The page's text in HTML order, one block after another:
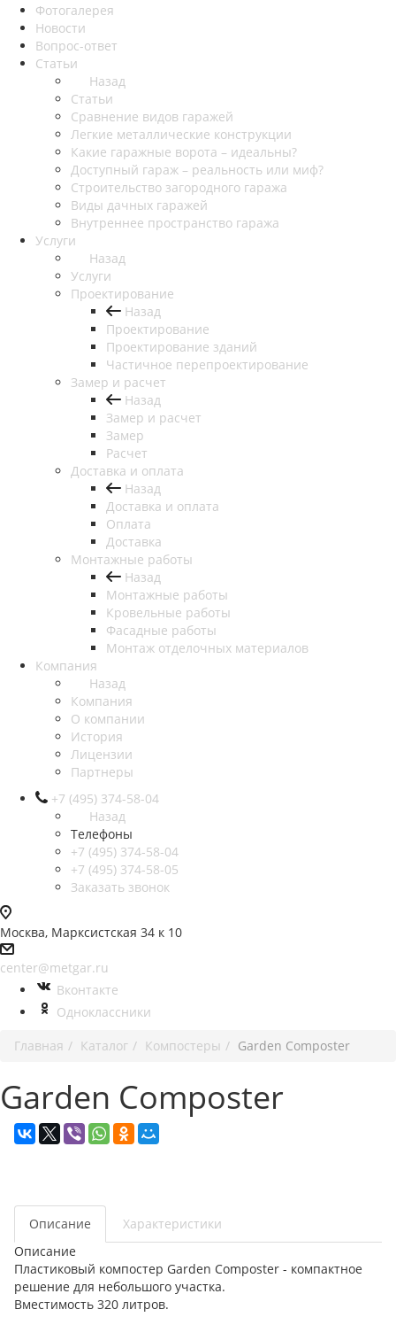
Фотогалерея
Новости
Вопрос-ответ
Статьи
Назад
Статьи
Сравнение видов гаражей
Легкие металлические конструкции
Какие гаражные ворота – идеальны?
Доступный гараж – реальность или миф?
Строительство загородного гаража
Виды дачных гаражей
Внутреннее пространство гаража
Услуги
Назад
Услуги
Проектирование
Назад
Проектирование
Проектирование зданий
Частичное перепроектирование
Замер и расчет
Назад
Замер и расчет
Замер
Расчет
Доставка и оплата
Назад
Доставка и оплата
Оплата
Доставка
Монтажные работы
Назад
Монтажные работы
Кровельные работы
Фасадные работы
Монтаж отделочных материалов
Компания
Назад
Компания
О компании
История
Лицензии
Партнеры
+7 (495) 374-58-04
Назад
Телефоны
+7 (495) 374-58-04
+7 (495) 374-58-05
Заказать звонок
Москва, Марксистская 34 к 10
center@metgar.ru
Вконтакте
Одноклассники
Главная
Каталог Компостеры Garden Composter
Garden Composter
Описание
Характеристики
Описание
Пластиковый компостер Garden Composter - компактное
решение для небольшого участка.
Вместимость 320 литров.